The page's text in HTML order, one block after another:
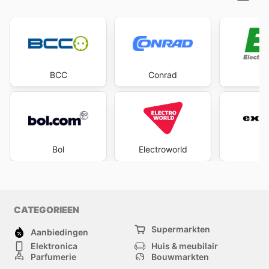
BCC
Bol
Conrad
Electroworld
CATEGORIEEN
Aanbiedingen
Supermarkten
Elektronica
Huis & meubilair
Parfumerie
Bouwmarkten